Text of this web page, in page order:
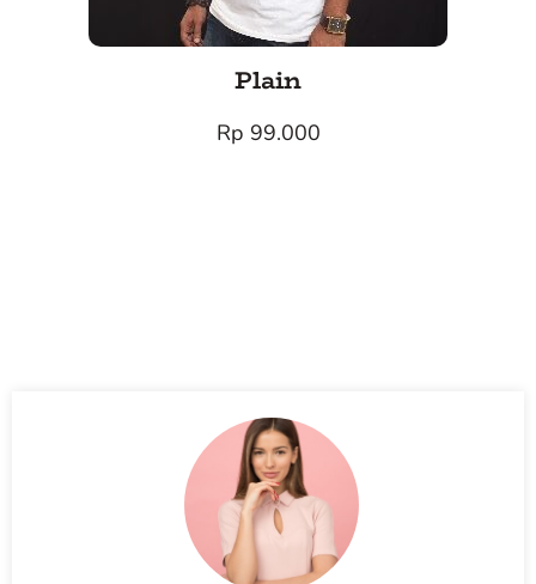
Plain
Rp 99.000